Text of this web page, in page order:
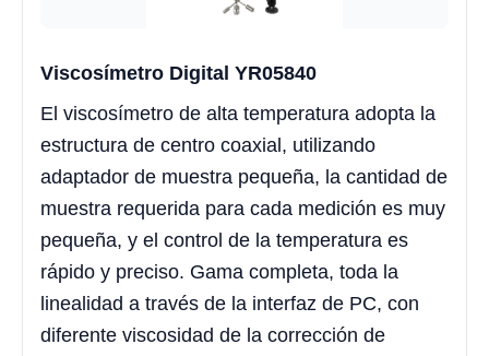
Viscosímetro Digital YR05840
El viscosímetro de alta temperatura adopta la
estructura de centro coaxial, utilizando
adaptador de muestra pequeña, la cantidad de
muestra requerida para cada medición es muy
pequeña, y el control de la temperatura es
rápido y preciso. Gama completa, toda la
linealidad a través de la interfaz de PC, con
diferente viscosidad de la corrección de